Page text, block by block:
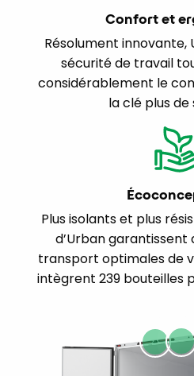
Confort et
Résolument innovante,
sécurité de travail
considérablement le
la clé plus de
Plus isolants et plus
d’Urban garantissent
transport optimales de
intègrent 239 bouteilles